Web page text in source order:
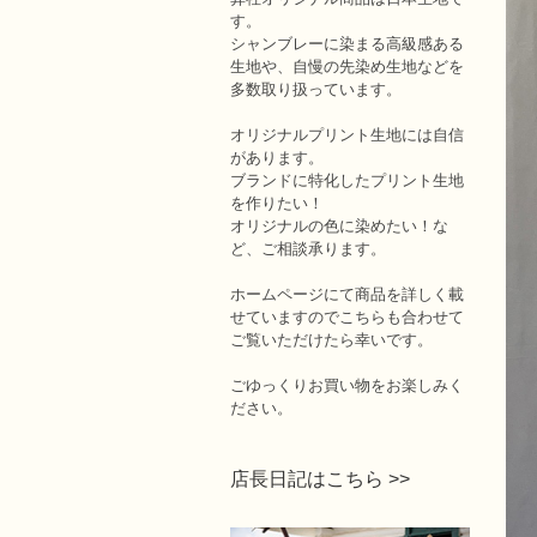
す。
シャンブレーに染まる高級感ある
生地や、自慢の先染め生地などを
多数取り扱っています。
オリジナルプリント生地には自信
があります。
ブランドに特化したプリント生地
を作りたい！
オリジナルの色に染めたい！な
ど、ご相談承ります。
ホームページにて商品を詳しく載
せていますのでこちらも合わせて
ご覧いただけたら幸いです。
ごゆっくりお買い物をお楽しみく
ださい。
店長日記はこちら >>